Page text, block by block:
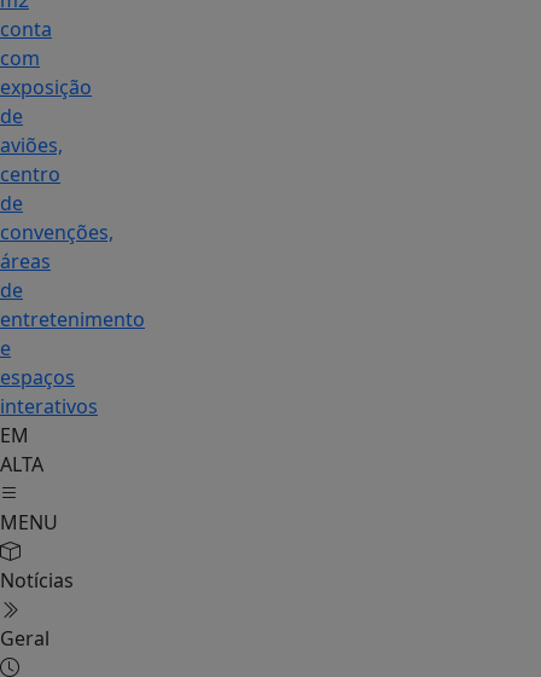
conta
com
exposição
de
aviões,
centro
de
convenções,
áreas
de
entretenimento
e
espaços
interativos
EM
ALTA
MENU
Notícias
Geral